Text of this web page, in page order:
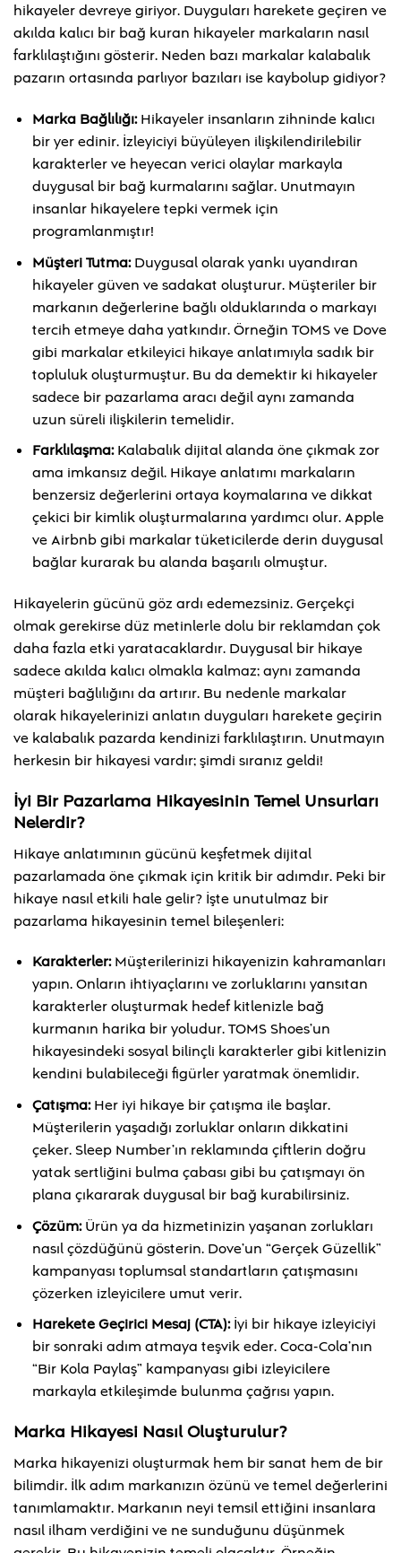
hikayeler devreye giriyor. Duyguları harekete geçiren ve
akılda kalıcı bir bağ kuran hikayeler markaların nasıl
farklılaştığını gösterir. Neden bazı markalar kalabalık
pazarın ortasında parlıyor bazıları ise kaybolup gidiyor?
Marka Bağlılığı:Hikayeler insanların zihninde kalıcı
bir yer edinir. İzleyiciyi büyüleyen ilişkilendirilebilir
karakterler ve heyecan verici olaylar markayla
duygusal bir bağ kurmalarını sağlar. Unutmayın
insanlar hikayelere tepki vermek için
programlanmıştır!
Müşteri Tutma:Duygusal olarak yankı uyandıran
hikayeler güven ve sadakat oluşturur. Müşteriler bir
markanın değerlerine bağlı olduklarında o markayı
tercih etmeye daha yatkındır. Örneğin TOMS ve Dove
gibi markalar etkileyici hikaye anlatımıyla sadık bir
topluluk oluşturmuştur. Bu da demektir ki hikayeler
sadece bir pazarlama aracı değil aynı zamanda
uzun süreli ilişkilerin temelidir.
Farklılaşma:Kalabalık dijital alanda öne çıkmak zor
ama imkansız değil. Hikaye anlatımı markaların
benzersiz değerlerini ortaya koymalarına ve dikkat
çekici bir kimlik oluşturmalarına yardımcı olur. Apple
ve Airbnb gibi markalar tüketicilerde derin duygusal
bağlar kurarak bu alanda başarılı olmuştur.
Hikayelerin gücünü göz ardı edemezsiniz. Gerçekçi
olmak gerekirse düz metinlerle dolu bir reklamdan çok
daha fazla etki yaratacaklardır. Duygusal bir hikaye
sadece akılda kalıcı olmakla kalmaz; aynı zamanda
müşteri bağlılığını da artırır. Bu nedenle markalar
olarak hikayelerinizi anlatın duyguları harekete geçirin
ve kalabalık pazarda kendinizi farklılaştırın. Unutmayın
herkesin bir hikayesi vardır; şimdi sıranız geldi!
İyi Bir Pazarlama Hikayesinin Temel Unsurları
Nelerdir?
Hikaye anlatımının gücünü keşfetmek dijital
pazarlamada öne çıkmak için kritik bir adımdır. Peki bir
hikaye nasıl etkili hale gelir? İşte unutulmaz bir
pazarlama hikayesinin temel bileşenleri:
Karakterler:Müşterilerinizi hikayenizin kahramanları
yapın. Onların ihtiyaçlarını ve zorluklarını yansıtan
karakterler oluşturmak hedef kitlenizle bağ
kurmanın harika bir yoludur. TOMS Shoes’un
hikayesindeki sosyal bilinçli karakterler gibi kitlenizin
kendini bulabileceği figürler yaratmak önemlidir.
Çatışma:Her iyi hikaye bir çatışma ile başlar.
Müşterilerin yaşadığı zorluklar onların dikkatini
çeker. Sleep Number’ın reklamında çiftlerin doğru
yatak sertliğini bulma çabası gibi bu çatışmayı ön
plana çıkararak duygusal bir bağ kurabilirsiniz.
Çözüm:Ürün ya da hizmetinizin yaşanan zorlukları
nasıl çözdüğünü gösterin. Dove’un “Gerçek Güzellik”
kampanyası toplumsal standartların çatışmasını
çözerken izleyicilere umut verir.
Harekete Geçirici Mesaj (CTA):İyi bir hikaye izleyiciyi
bir sonraki adım atmaya teşvik eder. Coca-Cola’nın
“Bir Kola Paylaş” kampanyası gibi izleyicilere
markayla etkileşimde bulunma çağrısı yapın.
Marka Hikayesi Nasıl Oluşturulur?
Marka hikayenizi oluşturmak hem bir sanat hem de bir
bilimdir. İlk adım markanızın özünü ve temel değerlerini
tanımlamaktır. Markanın neyi temsil ettiğini insanlara
nasıl ilham verdiğini ve ne sunduğunu düşünmek